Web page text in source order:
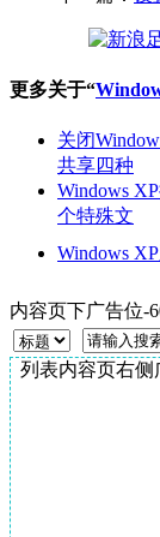
更多关于“
关闭
共享四种
Windows
个特殊文
Windows
内容页下广告位-
列表内容页右侧